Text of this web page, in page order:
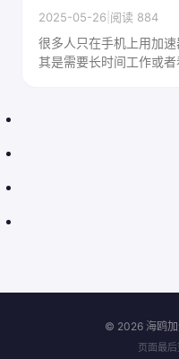
2025-05-26 阅读 884
很多人只在手机上用加
其是需要长时间工作或
© 2026 海鸥
页面最